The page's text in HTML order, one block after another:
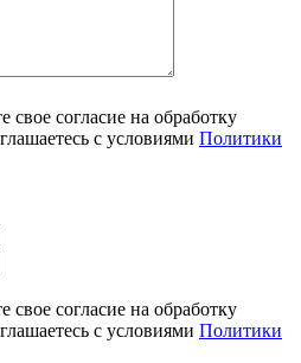
согласие на обработку
с условиями Политики
согласие на обработку
с условиями Политики